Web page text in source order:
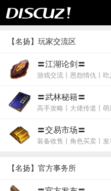
【名扬】玩家交流区
〓江湖论剑〓
游戏交流丨恩怨情仇丨
〓武林秘籍〓
高手攻略丨大佬传道丨
〓交易市场〓
装备收售丨角色买卖丨
【名扬】官方事务所